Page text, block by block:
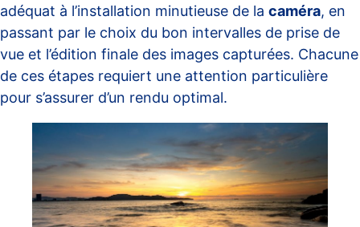
adéquat à l’installation minutieuse de la caméra, en
passant par le choix du bon intervalles de prise de
vue et l’édition finale des images capturées. Chacune
de ces étapes requiert une attention particulière
pour s’assurer d’un rendu optimal.